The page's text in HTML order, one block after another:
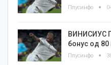
Плусинфо
ВИНИСИУС
бонус од
Плусинфо